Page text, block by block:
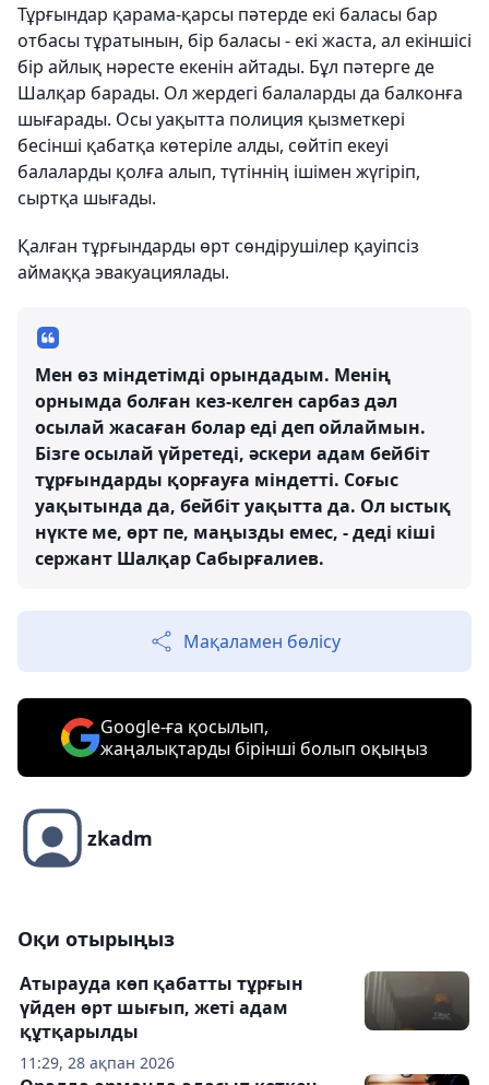
Тұрғындар қарама-қарсы пәтерде екі баласы бар
отбасы тұратынын, бір баласы - екі жаста, ал екіншісі
бір айлық нәресте екенін айтады. Бұл пәтерге де
Шалқар барады. Ол жердегі балаларды да балконға
шығарады. Осы уақытта полиция қызметкері
бесінші қабатқа көтеріле алды, сөйтіп екеуі
балаларды қолға алып, түтіннің ішімен жүгіріп,
сыртқа шығады.
Қалған тұрғындарды өрт сөндірушілер қауіпсіз
аймаққа эвакуациялады.
Мен өз міндетімді орындадым. Менің
орнымда болған кез-келген сарбаз дәл
осылай жасаған болар еді деп ойлаймын.
Бізге осылай үйретеді, әскери адам бейбіт
тұрғындарды қорғауға міндетті. Соғыс
уақытында да, бейбіт уақытта да. Ол ыстық
нүкте ме, өрт пе, маңызды емес, - деді кіші
сержант Шалқар Сабырғалиев.
Мақаламен бөлісу
Google-ға қосылып,
жаңалықтарды бірінші болып оқыңыз
zkadm
Оқи отырыңыз
11:29, 28 ақпан 2026
Атырауда көп қабатты тұрғын
үйден өрт шығып, жеті адам
құтқарылды